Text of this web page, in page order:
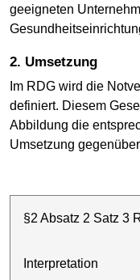
geeigneten
2. Umsetzung
Im RDG wird die
definiert. Diesem
Abbildung die
Umsetzung
§2 Absatz 2 Satz 3
Interpretation